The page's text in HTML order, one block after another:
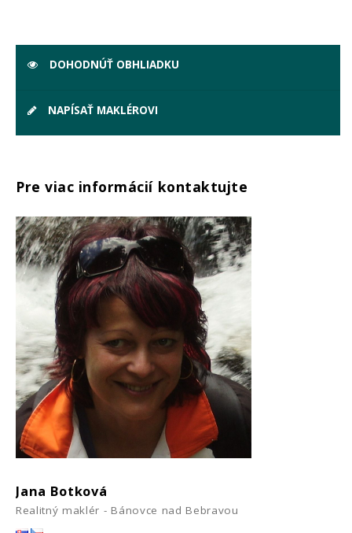
DOHODNÚŤ OBHLIADKU
NAPÍSAŤ MAKLÉROVI
Pre viac informácií kontaktujte
Jana Botková
Realitný maklér - Bánovce nad Bebravou